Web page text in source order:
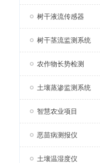
树干液流传感器
树干茎流监测系统
农作物长势检测
土壤蒸渗监测系统
智慧农业项目
恶苗病测报仪
土壤温湿度仪